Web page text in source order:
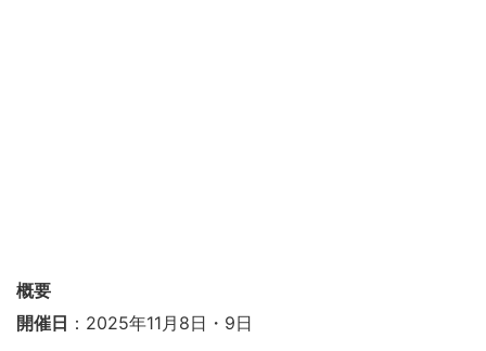
概要
開催日 ：2025年11月8日・9日